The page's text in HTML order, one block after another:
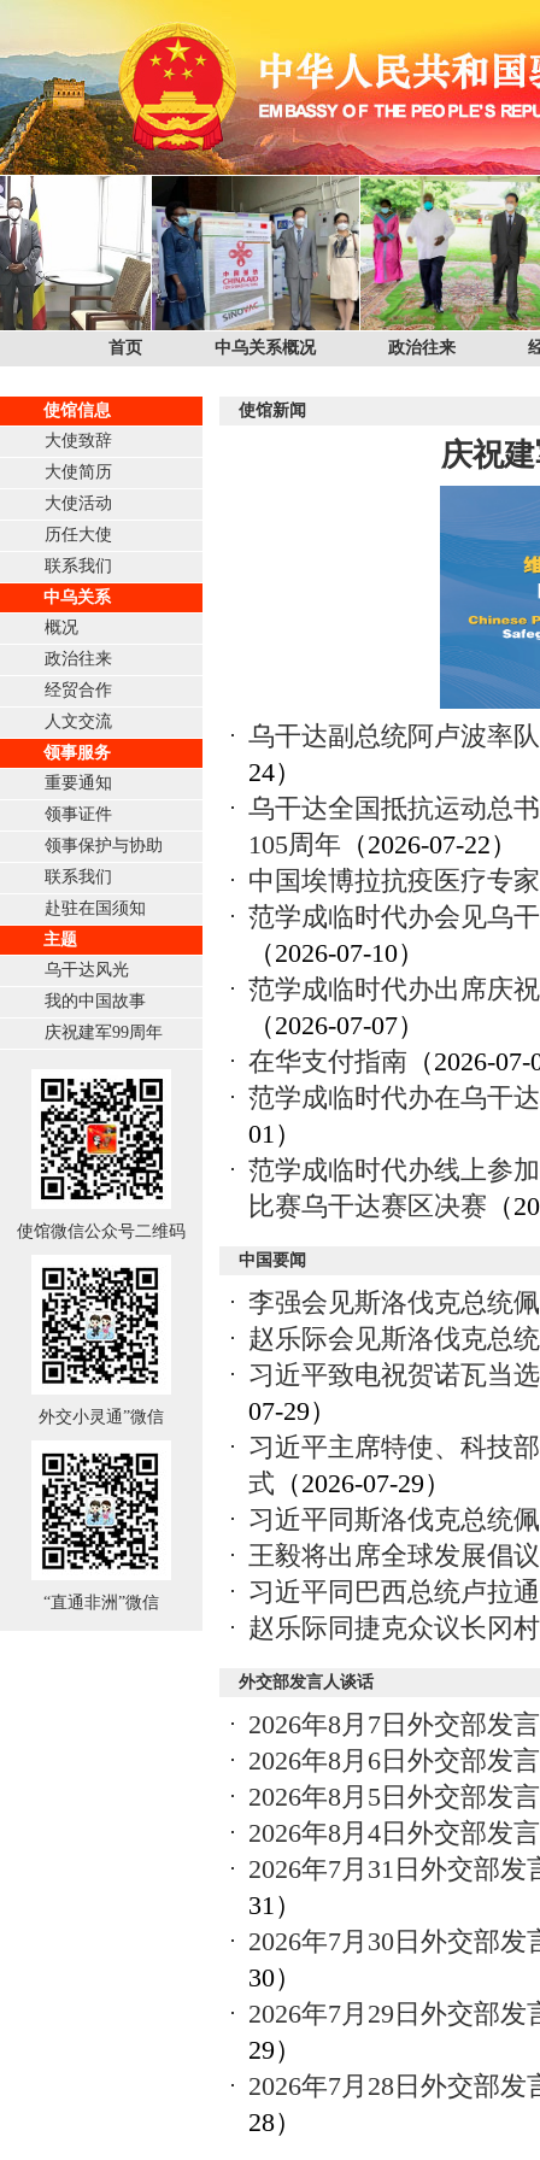
首页 中乌关系概况 政治往来
使馆信息
大使致辞
大使简历
大使活动
历任大使
联系我们
中乌关系
概况
政治往来
经贸合作
人文交流
领事服务
重要通知
领事证件
领事保护与协助
联系我们
赴驻在国须知
主题
乌干达风光
我的中国故事
庆祝建军99周年
使馆微信公众号二维码
外交小灵通”微信
“直通非洲”微信
使馆新闻
庆祝
乌干达副总统阿卢波率
24）
乌干达全国抵抗运动总
105周年 （2026-07-22）
中国埃博拉抗疫医疗专
范学成临时代办会见乌
（2026-07-10）
范学成临时代办出席庆
（2026-07-07）
在华支付指南 （2026-
范学成临时代办在乌干
01）
范学成临时代办线上参
比赛乌干达赛区决赛 （
中国要闻
李强会见斯洛伐克总统
赵乐际会见斯洛伐克总
习近平致电祝贺诺瓦当
07-29）
习近平主席特使、科技
式 （2026-07-29）
习近平同斯洛伐克总统
王毅将出席全球发展倡
习近平同巴西总统卢拉
赵乐际同捷克众议长冈
外交部发言人谈话
2026年8月7日外交部发
2026年8月6日外交部发
2026年8月5日外交部发
2026年8月4日外交部发
2026年7月31日外交部
31）
2026年7月30日外交部
30）
2026年7月29日外交部
29）
2026年7月28日外交部
28）